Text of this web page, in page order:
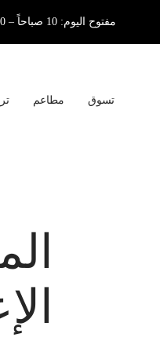
مفتوح اليوم: 10 صباحاً – 10 مساءً
تسوق مطاعم